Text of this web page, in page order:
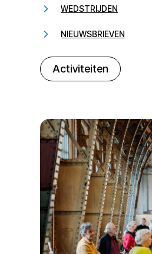
WEDSTRIJDEN
NIEUWSBRIEVEN
Activiteiten
232323